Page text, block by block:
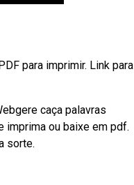
para imprimir. Link para
caça palavras
imprima ou baixe em pdf.
sorte.